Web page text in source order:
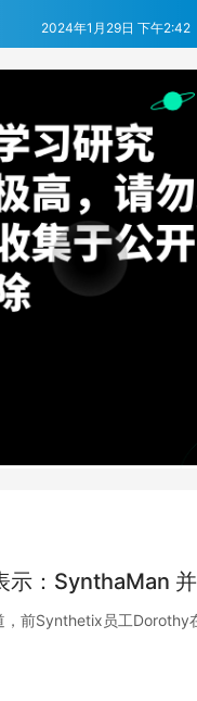
2024年1月29日 下午2:42
：SynthaMan
前Synthetix员工